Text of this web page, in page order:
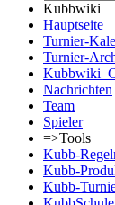
Kubbwiki
Hauptseite
Turnier-
Turnier-
Nachrichten
Team
Spieler
=>Tools
Kubb-
Kubb-
Kubb-